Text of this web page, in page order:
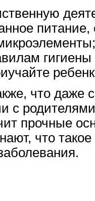
гигиены
что даже
прочные
что